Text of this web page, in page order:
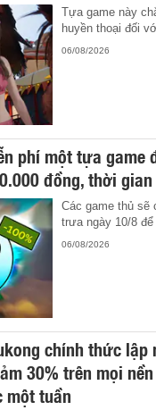
Tựa game này
huyền thoại đối
06/08/2026
phí một tựa game
đồng, thời
Các game thủ
trưa ngày 10/8 để
06/08/2026
chính thức
30% trên mọi
một tuần